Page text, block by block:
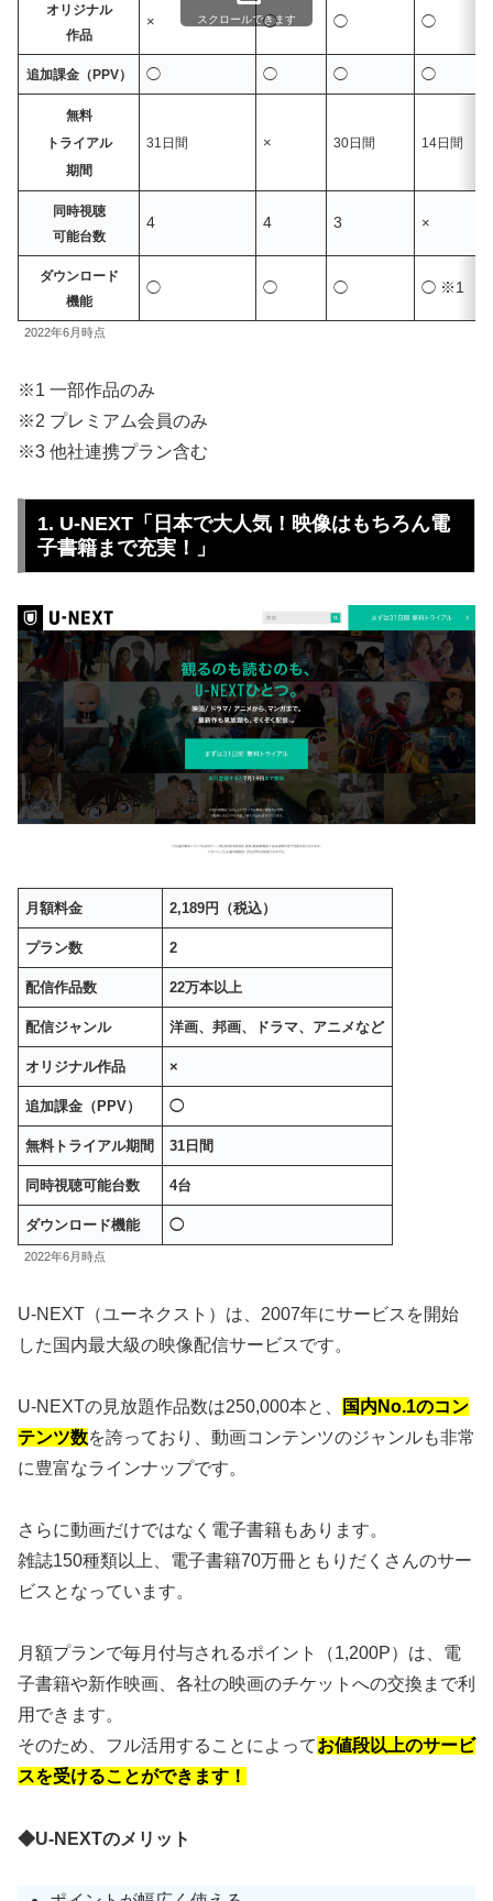
オリジナル
作品
× ◯ ◯ ◯
追加課金（PPV） ◯ ◯ ◯ ◯
無料
トライアル
期間
31日間 × 30日間 14日間
同時視聴
可能台数
4 4 3 ×
ダウンロード
機能
◯ ◯ ◯ ◯ ※1
スクロールできます
2022年6月時点
※1 一部作品のみ
※2 プレミアム会員のみ
※3 他社連携プラン含む
1. U-NEXT「日本で大人気！映像はもちろん電
子書籍まで充実！」
月額料金 2,189円（税込）
プラン数 2
配信作品数 22万本以上
配信ジャンル 洋画、邦画、ドラマ、アニメなど
オリジナル作品 ×
追加課金（PPV） ◯
無料トライアル期間 31日間
同時視聴可能台数 4台
ダウンロード機能 ◯
2022年6月時点
U-NEXT（ユーネクスト）は、2007年にサービスを開始
した国内最大級の映像配信サービスです。
U-NEXTの見放題作品数は250,000本と、
国内No.1のコン
テンツ数を誇っており、動画コンテンツのジャンルも非常
に豊富なラインナップです。
さらに動画だけではなく電子書籍もあります。
雑誌150種類以上、電子書籍70万冊ともりだくさんのサー
ビスとなっています。
月額プランで毎月付与されるポイント（1,200P）は、電
子書籍や新作映画、各社の映画のチケットへの交換まで利
用できます。
そのため、フル活用することによってお値段以上のサービ
スを受けることができます！
◆U-NEXTのメリット